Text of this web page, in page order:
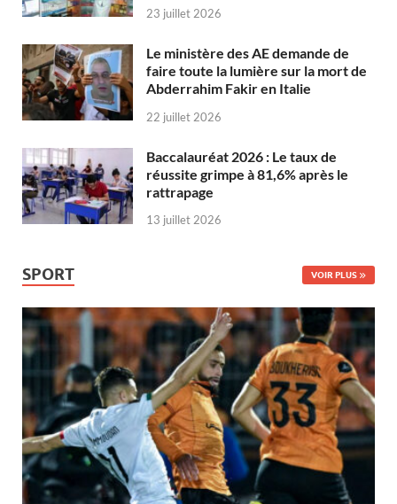
23 juillet 2026
Le ministère des AE demande de
faire toute la lumière sur la mort de
Abderrahim Fakir en Italie
22 juillet 2026
Baccalauréat 2026 : Le taux de
réussite grimpe à 81,6% après le
rattrapage
13 juillet 2026
SPORT VOIR PLUS